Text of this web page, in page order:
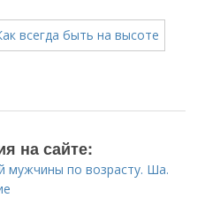
на сайте:
мужчины по возрасту. Ша.